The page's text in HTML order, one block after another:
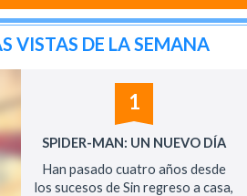
VISTAS DE LA SEMANA
1
SPIDER-MAN: UN NUEVO DÍA
Han pasado cuatro años desde
los sucesos de Sin regreso a casa,